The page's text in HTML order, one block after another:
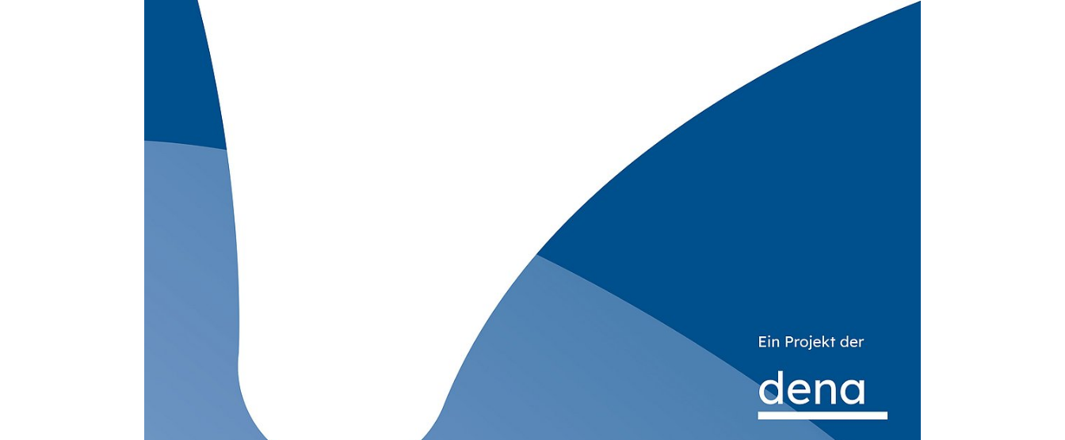
Die Studie identifiziert sowohl Potenziale als auch Hemmnisse bei der Nutzung von Flexibilitäten in
Nichtwohngebäuden.
Hemmnisse:
Viele Akteurinnen und Akteure schätzen Aufwand und Komplexität höher ein als die erwarteten
Kosteneinsparungen.
Flexibilisierungspotenziale und deren Mehrwerte sind bislang wenig bekannt.
Technisch fehlt häufig ein umfassendes EMS mit iMSys(+), obwohl Gebäudeleittechnik teilweise
vorhanden ist.
Besonders hohe Potenziale zeigen sich bei Bürogebäuden, Schulen, Handelsgebäuden, Hotels und
Hallenbädern.
Was fördert die Flexibilisierung in Nichtwohngebäuden?
Die Studie empfiehlt, Informationsangebote und transparente Business Cases zu